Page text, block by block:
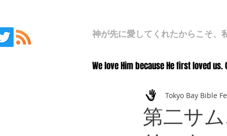
神が先に愛してくれたからこそ、
We love Him because He first loved us.
第二サ
Tokyo Bay Bible